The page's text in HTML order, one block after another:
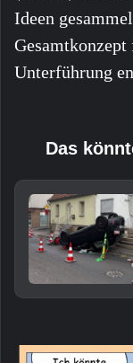
Ideen
Unterführung
Das